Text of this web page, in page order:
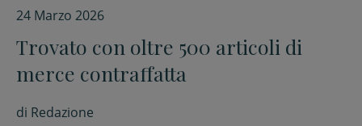
24 Marzo 2026
Trovato con oltre 500 articoli di
merce contraffatta
di Redazione